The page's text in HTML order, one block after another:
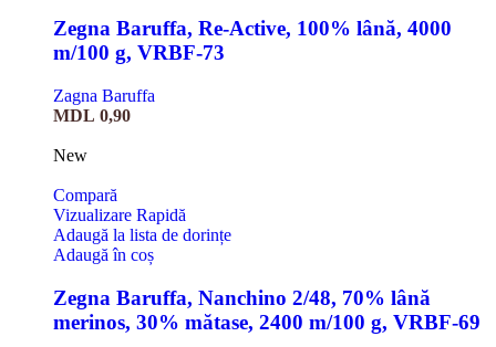
Zegna Baruffa, Re-Active, 100% lână, 4000
m/100 g, VRBF-73
Zagna Baruffa
MDL 0,90
New
Compară
Vizualizare Rapidă
Adaugă la lista de dorințe
Adaugă în coș
Zegna Baruffa, Nanchino 2/48, 70% lână
merinos, 30% mătase, 2400 m/100 g, VRBF-69